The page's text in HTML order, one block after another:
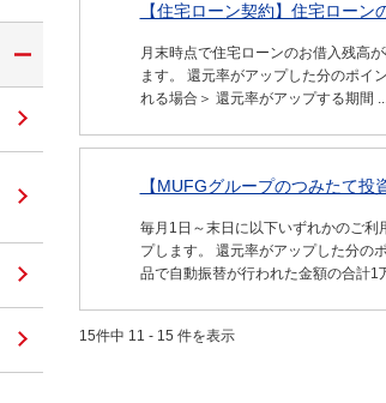
【住宅ローン契約】住宅ローン
月末時点で住宅ローンのお借入残高
ます。 還元率がアップした分のポイ
れる場合＞ 還元率がアップする期間
【MUFGグループのつみたて投
毎月1日～末日に以下いずれかのご
プします。 還元率がアップした分の
品で自動振替が行われた金額の合計1
15件中 11 - 15 件を表示